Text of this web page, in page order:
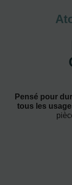
Pensé pour
tous les